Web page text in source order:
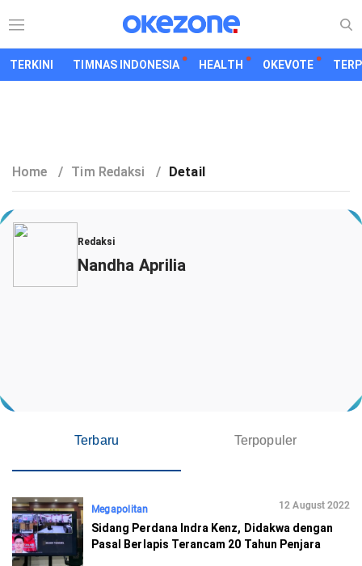
TERKINI TIMNAS INDONESIA HEALTH OKEVOTE
Home / Tim Redaksi / Detail
Redaksi
Nandha Aprilia
Terbaru Terpopuler
Megapolitan 12 August 2022
Sidang Perdana Indra Kenz, Didakwa dengan
Pasal Berlapis Terancam 20 Tahun Penjara